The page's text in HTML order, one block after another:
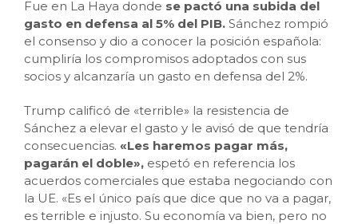
Fue en La Haya donde se pactó una subida del
gasto en defensa al 5% del PIB. Sánchez rompió
el consenso y dio a conocer la posición española:
cumpliría los compromisos adoptados con sus
socios y alcanzaría un gasto en defensa del 2%.
Trump calificó de «terrible» la resistencia de
Sánchez a elevar el gasto y le avisó de que tendría
consecuencias. «Les haremos pagar más,
pagarán el doble», espetó en referencia los
acuerdos comerciales que estaba negociando con
la UE. «Es el único país que dice que no va a pagar,
es terrible e injusto. Su economía va bien, pero no